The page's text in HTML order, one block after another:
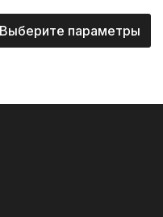
Выберите параметры